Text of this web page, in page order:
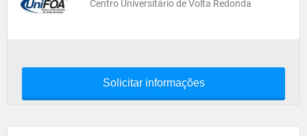
Centro Universitário de Volta Redonda
Solicitar informações